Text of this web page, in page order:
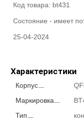
Код товара: bt431
Состояние - имеет
25-04-2024
Характеристики
Корпус
Маркировка
Тип